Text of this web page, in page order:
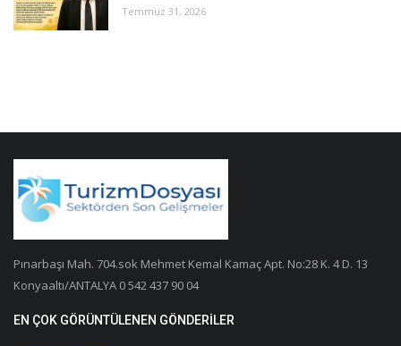
Temmuz 31, 2026
Pınarbaşı Mah. 704.sok Mehmet Kemal Kamaç Apt. No:28 K. 4 D. 13
Konyaaltı/ANTALYA 0 542 437 90 04
EN ÇOK GÖRÜNTÜLENEN GÖNDERILER